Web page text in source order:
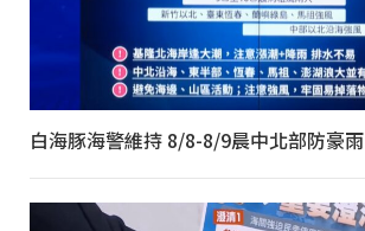
白海豚海警維持 8/8-8/9晨中北部防豪雨